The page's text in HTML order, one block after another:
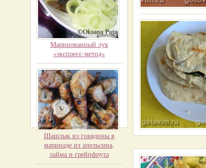
Маринованный лук
«экспресс-метод»
Шашлык из говядины в
маринаде из апельсина,
лайма и грейпфрута